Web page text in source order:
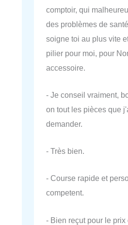
comptoir, qui
des problèmes de
soigne toi au plus vite
pilier pour moi, pour
accessoire.
- Je conseil vraiment,
on tout les pièces que
demander.
- Très bien.
- Course rapide et
competent.
- Bien reçut pour le prix